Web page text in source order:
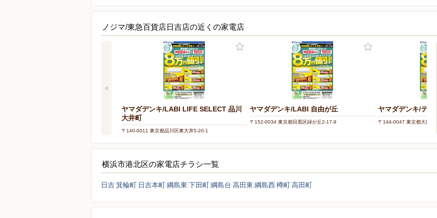
ノジマ/東急百貨店日吉店の近くの家電店
ヤマダデンキ/LABI LIFE SELECT 品川
大井町
〒140-0011 東京都品川区東大井5-20-1
ヤマダデンキ/LABI 自由が丘
〒152-0034 東京都目黒区緑が丘2-17-9
ヤマダデンキ/テッ
〒144-0047 東京都大田区
横浜市港北区の家電店チラシ一覧
日吉箕輪町 日吉本町綱島東 下田町綱島台 高田東 綱島西樽町高田町